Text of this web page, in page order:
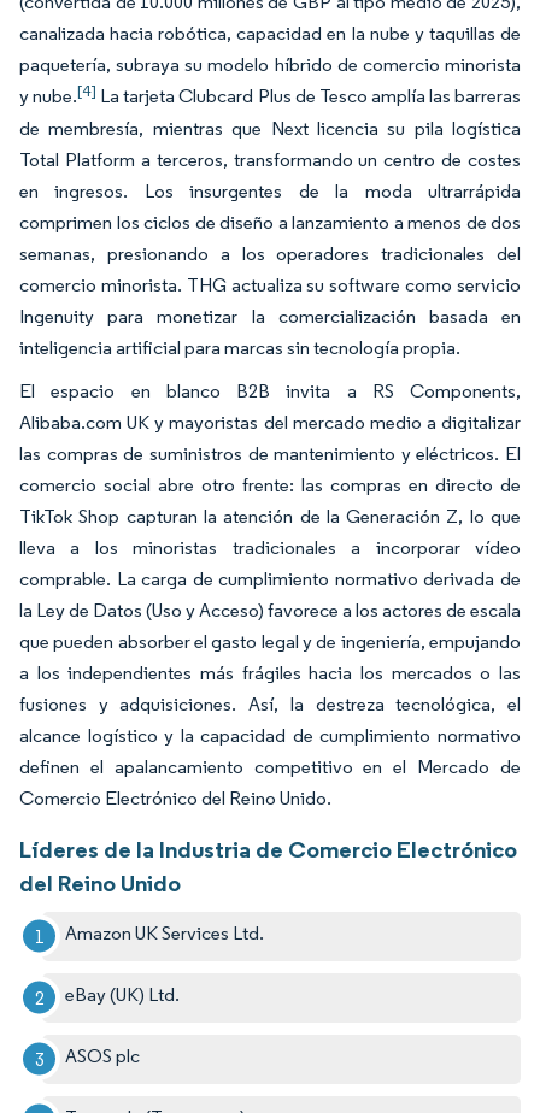
canalizada hacia robótica, capacidad en la nube y taquillas de
paquetería, subraya su modelo híbrido de comercio minorista
y nube.[4] La tarjeta Clubcard Plus de Tesco amplía las barreras
de membresía, mientras que Next licencia su pila logística
Total Platform a terceros, transformando un centro de costes
en ingresos. Los insurgentes de la moda ultrarrápida
comprimen los ciclos de diseño a lanzamiento a menos de dos
semanas, presionando a los operadores tradicionales del
comercio minorista. THG actualiza su software como servicio
Ingenuity para monetizar la comercialización basada en
inteligencia artificial para marcas sin tecnología propia.
El espacio en blanco B2B invita a RS Components,
Alibaba.com UK y mayoristas del mercado medio a digitalizar
las compras de suministros de mantenimiento y eléctricos. El
comercio social abre otro frente: las compras en directo de
TikTok Shop capturan la atención de la Generación Z, lo que
lleva a los minoristas tradicionales a incorporar vídeo
comprable. La carga de cumplimiento normativo derivada de
la Ley de Datos (Uso y Acceso) favorece a los actores de escala
que pueden absorber el gasto legal y de ingeniería, empujando
a los independientes más frágiles hacia los mercados o las
fusiones y adquisiciones. Así, la destreza tecnológica, el
alcance logístico y la capacidad de cumplimiento normativo
definen el apalancamiento competitivo en el Mercado de
Comercio Electrónico del Reino Unido.
Líderes de la Industria de Comercio Electrónico
del Reino Unido
Amazon UK Services Ltd.
eBay (UK) Ltd.
ASOS plc